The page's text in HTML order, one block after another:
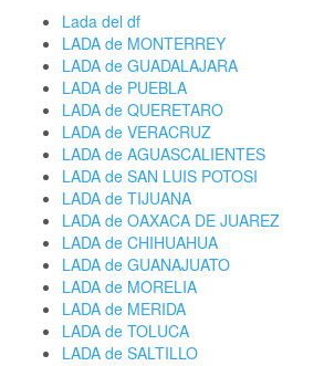
Lada del df
LADA de MONTERREY
LADA de GUADALAJARA
LADA de PUEBLA
LADA de QUERETARO
LADA de VERACRUZ
LADA de AGUASCALIENTES
LADA de SAN LUIS POTOSI
LADA de TIJUANA
LADA de OAXACA DE JUAREZ
LADA de CHIHUAHUA
LADA de GUANAJUATO
LADA de MORELIA
LADA de MERIDA
LADA de TOLUCA
LADA de SALTILLO